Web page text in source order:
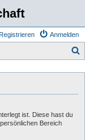
Anmelden
Registrieren
ist. Diese hast du
Bereich